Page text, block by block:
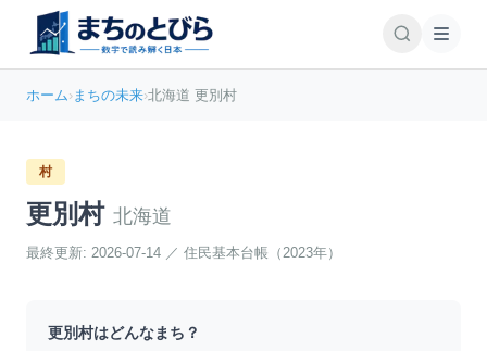
ホーム›まちの未来›北海道 更別村
村
更別村 北海道
最終更新: 2026-07-14 ／ 住民基本台帳（2023年）
更別村はどんなまち？